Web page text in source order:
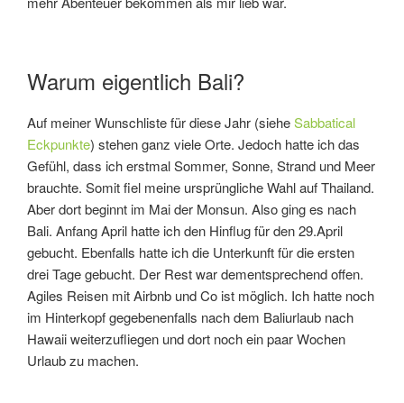
Warum eigentlich Bali?
Auf meiner Wunschliste für diese Jahr (sieheSabbatical
Eckpunkte) stehen ganz viele Orte. Jedoch hatte ich das
Gefühl, dass ich erstmal Sommer, Sonne, Strand und Meer
brauchte. Somit fiel meine ursprüngliche Wahl auf Thailand.
Aber dort beginnt im Mai der Monsun. Also ging es nach
Bali. Anfang April hatte ich den Hinflug für den 29.April
gebucht. Ebenfalls hatte ich die Unterkunft für die ersten
drei Tage gebucht. Der Rest war dementsprechend offen.
Agiles Reisen mit Airbnb und Co ist möglich. Ich hatte noch
im Hinterkopf gegebenenfalls nach dem Baliurlaub nach
Hawaii weiterzufliegen und dort noch ein paar Wochen
Urlaub zu machen.